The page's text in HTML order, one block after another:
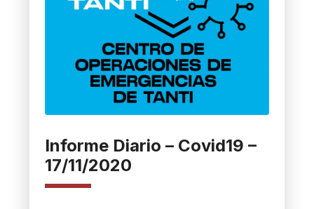
Informe Diario – Covid19 –
17/11/2020